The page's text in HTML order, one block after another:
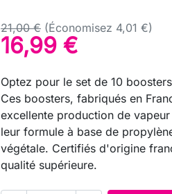
21,00 € (Économisez 4,01 €)
16,99 €
Optez pour le set de 10
Ces boosters, fabriqués en
excellente production de
leur formule à base de
végétale. Certifiés d'origine
qualité supérieure.